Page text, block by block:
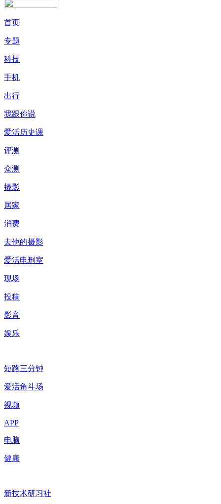
首页
专题
科技
手机
出行
我跟你说
爱活历史课
评测
众测
摄影
居家
消费
去他的摄影
爱活电刑室
现场
投稿
影音
娱乐
短路三分钟
爱活角斗场
视频
APP
电脑
健康
新技术研习社